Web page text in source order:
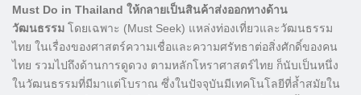
Must Do in Thailand ให้กลายเป็นสินค้าส่งออกทางด้าน
วัฒนธรรม โดยเฉพาะ (Must Seek) แหล่งท่องเที่ยวและวัฒนธรรม
ไทย ในเรื่องของศาสตร์ความเชื่อและความศรัทธาต่อสิ่งศักดิ์ของคน
ไทย รวมไปถึงด้านการดูดวง ตามหลักโหราศาสตร์ไทย ก็นับเป็นหนึ่ง
ในวัฒนธรรมที่มีมาแต่โบราณ ซึ่งในปัจจุบันมีเทคโนโลยีที่ล้ำสมัยใน